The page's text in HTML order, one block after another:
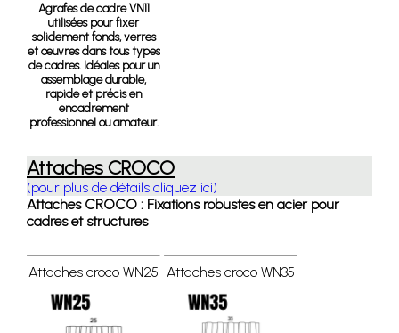
Agrafes de cadre VN11
utilisées pour fixer
solidement fonds, verres
et œuvres dans tous types
de cadres. Idéales pour un
assemblage durable,
rapide et précis en
encadrement
professionnel ou amateur.
Attaches CROCO
(pour plus de détails cliquez ici)
Attaches CROCO : Fixations robustes en acier pour
cadres et structures
Attaches croco WN25 Attaches croco WN35